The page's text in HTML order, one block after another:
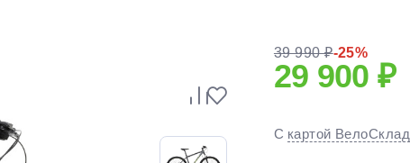
39 990 ₽-25%
29 900 ₽
С картой ВелоСклад
Разбейте
оплату